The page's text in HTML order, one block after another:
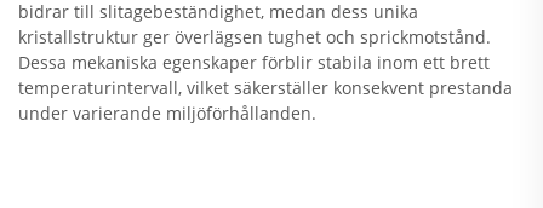
bidrar till slitagebeständighet, medan dess unika
kristallstruktur ger överlägsen tughet och sprickmotstånd.
Dessa mekaniska egenskaper förblir stabila inom ett brett
temperaturintervall, vilket säkerställer konsekvent prestanda
under varierande miljöförhållanden.